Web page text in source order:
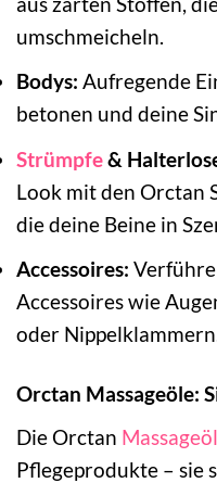
umschmeicheln.
Bodys: Aufregende
betonen und deine
Strümpfe&
Look mit den Orctan
die deine Beine in
Accessoires:
Accessoires wie
oder
Orctan Massageöle:
Die Orctan
Pflegeprodukte – sie